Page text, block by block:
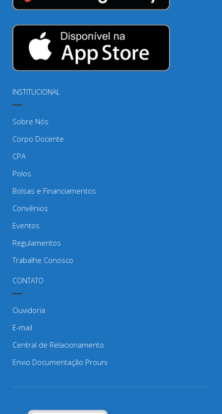
INSTITUCIONAL
Sobre Nós
Corpo Docente
CPA
Polos
Bolsas e Financiamentos
Convênios
Eventos
Regulamentos
Trabalhe Conosco
CONTATO
Ouvidoria
E-mail
Central de Relacionamento
Envio Documentação Prouni